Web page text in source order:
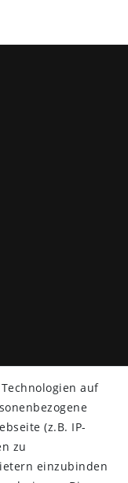
auf
(z.B. IP-
zu
einzubinden